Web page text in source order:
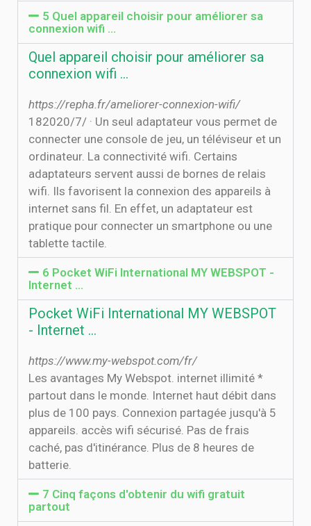
5 Quel appareil choisir pour améliorer sa
connexion wifi ...
Quel appareil choisir pour améliorer sa
connexion wifi ...
https://repha.fr/ameliorer-connexion-wifi/
18‏‏/7‏‏/2020 · Un seul adaptateur vous permet de
connecter une console de jeu, un téléviseur et un
ordinateur. La connectivité wifi. Certains
adaptateurs servent aussi de bornes de relais
wifi. Ils favorisent la connexion des appareils à
internet sans fil. En effet, un adaptateur est
pratique pour connecter un smartphone ou une
tablette tactile.
6 Pocket WiFi International MY WEBSPOT -
Internet …
Pocket WiFi International MY WEBSPOT
- Internet …
https://www.my-webspot.com/fr/
Les avantages My Webspot. internet illimité *
partout dans le monde. Internet haut débit dans
plus de 100 pays. Connexion partagée jusqu'à 5
appareils. accès wifi sécurisé. Pas de frais
caché, pas d'itinérance. Plus de 8 heures de
batterie.
7 Cinq façons d'obtenir du wifi gratuit
partout